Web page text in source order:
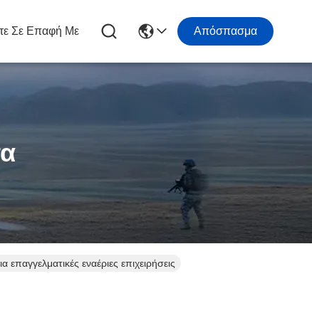
Σε Επαφή Με Απόσπασμα
εναέριες επιχειρήσεις